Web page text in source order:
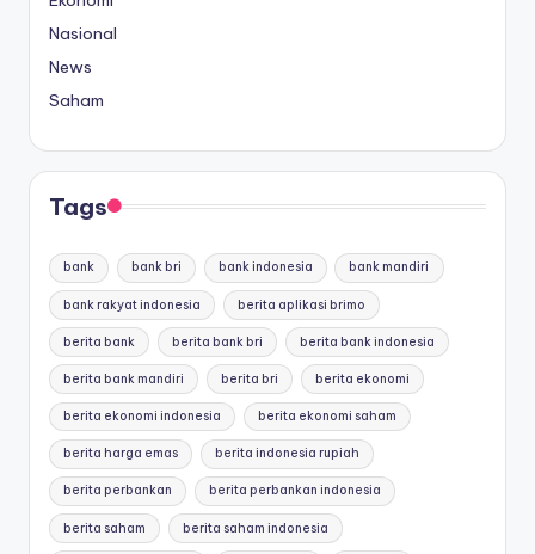
Nasional
News
Saham
Tags
bank bank bri bank indonesia bank mandiri
bank rakyat indonesia berita aplikasi brimo
berita bank berita bank bri berita bank indonesia
berita bank mandiri berita bri berita ekonomi
berita ekonomi indonesia berita ekonomi saham
berita harga emas berita indonesia rupiah
berita perbankan berita perbankan indonesia
berita saham berita saham indonesia